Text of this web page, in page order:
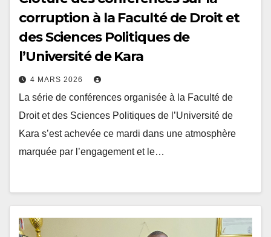
corruption à la Faculté de Droit et
des Sciences Politiques de
l’Université de Kara
4 MARS 2026
La série de conférences organisée à la Faculté de
Droit et des Sciences Politiques de l’Université de
Kara s’est achevée ce mardi dans une atmosphère
marquée par l’engagement et le…